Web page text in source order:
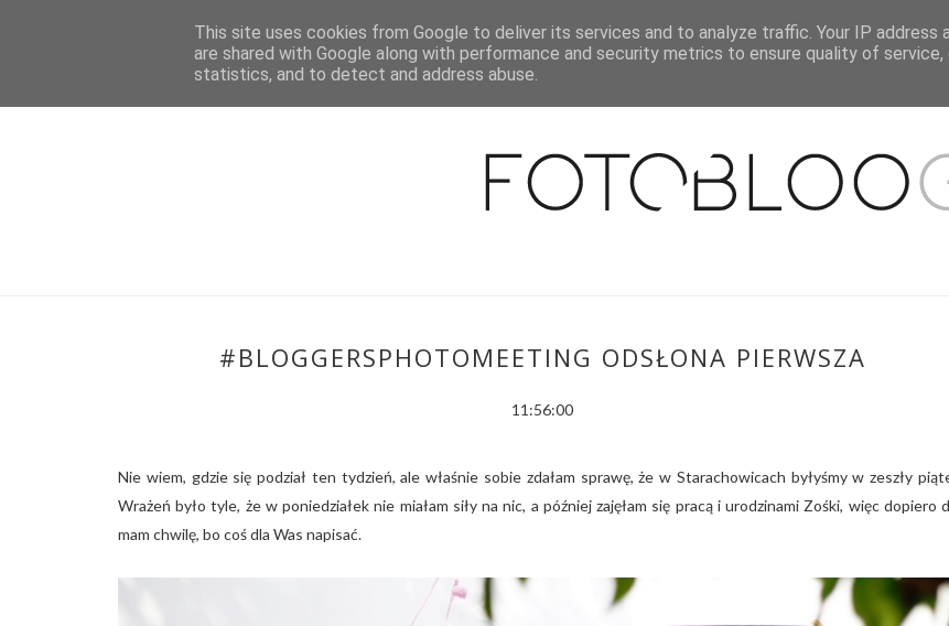
BLOG O MNIE WSPÓŁPRACA MOJE MIESZKANIE
#BLOGGERSPHOTOMEETING ODSŁONA PIERWSZA
11:56:00
Nie wiem, gdzie się podział ten tydzień, ale właśnie sobie zdałam sprawę, że w Starachowicach byłyśmy w zeszły
Wrażeń było tyle, że w poniedziałek nie miałam siły na nic, a później zajęłam się pracą i urodzinami Zośki, więc dopiero
mam chwilę, bo coś dla Was napisać.
This site uses cookies from Google to deliver its services and to analyze traffic. Your IP address
are shared with Google along with performance and security metrics to ensure quality of service,
statistics, and to detect and address abuse.